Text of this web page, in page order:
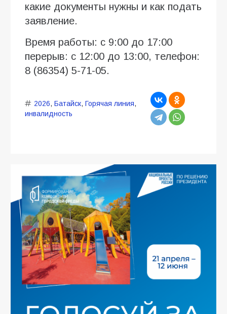
какие документы нужны и как подать
заявление.
Время работы: с 9:00 до 17:00
перерыв: с 12:00 до 13:00, телефон:
8 (86354) 5-71-05.
2026, Батайск, Горячая линия,
инвалидность